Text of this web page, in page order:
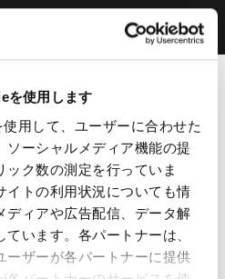
を使用します
用して、ユーザーに合わせた
ソーシャルメディア機能の提
ク数の測定を行っていま
イトの利用状況についても情
ディアや広告配信、データ解
います。各パートナーは、
ーザーが各パートナーに提供